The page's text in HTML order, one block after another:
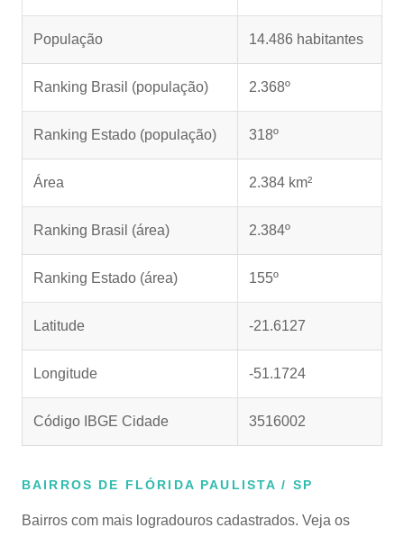
População 14.486 habitantes
Ranking Brasil (população) 2.368º
Ranking Estado (população) 318º
Área 2.384 km²
Ranking Brasil (área) 2.384º
Ranking Estado (área) 155º
Latitude -21.6127
Longitude -51.1724
Código IBGE Cidade 3516002
BAIRROS DE FLÓRIDA PAULISTA / SP
Bairros com mais logradouros cadastrados. Veja os